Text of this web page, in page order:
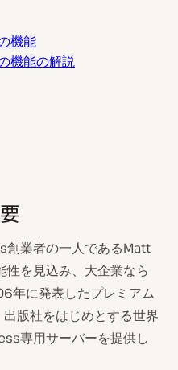
機能
機能の解説
業者の一人であるMatt
を見込み、大企業なら
年に発表したプレミアム
版社をはじめとする世界
専用サーバーを提供し